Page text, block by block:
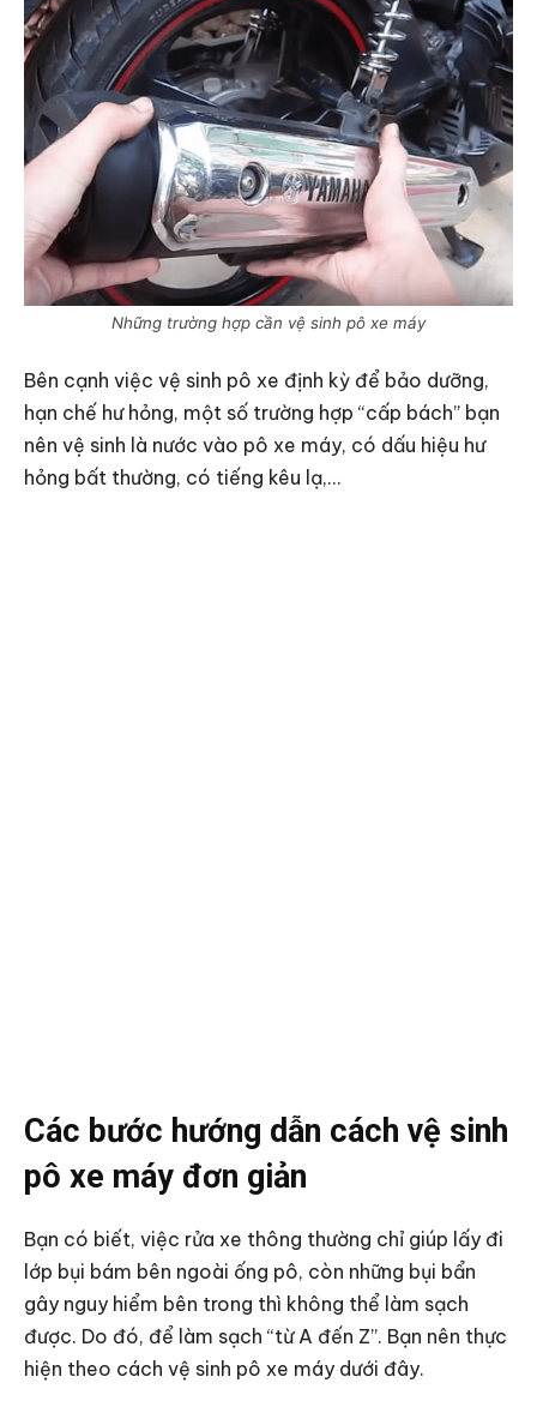
Những trường hợp cần vệ sinh pô xe máy
Bên cạnh việc vệ sinh pô xe định kỳ để bảo dưỡng,
hạn chế hư hỏng, một số trường hợp “cấp bách” bạn
nên vệ sinh là nước vào pô xe máy, có dấu hiệu hư
hỏng bất thường, có tiếng kêu lạ,…
Các bước hướng dẫn cách vệ sinh
pô xe máy đơn giản
Bạn có biết, việc rửa xe thông thường chỉ giúp lấy đi
lớp bụi bám bên ngoài ống pô, còn những bụi bẩn
gây nguy hiểm bên trong thì không thể làm sạch
được. Do đó, để làm sạch “từ A đến Z”. Bạn nên thực
hiện theo cách vệ sinh pô xe máy dưới đây.